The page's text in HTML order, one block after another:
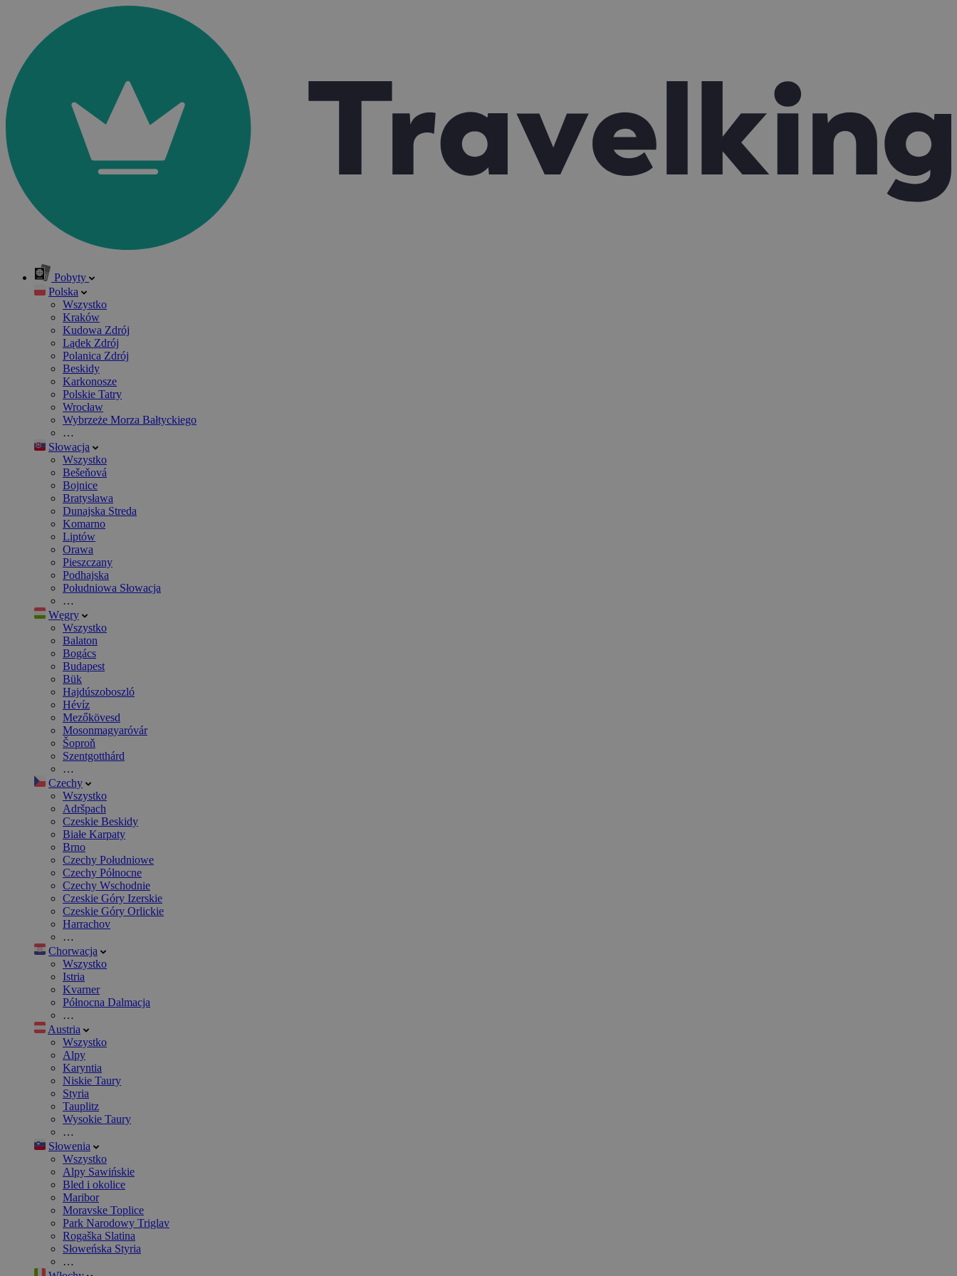
Pobyty
Polska
Wszystko
Kraków
Kudowa Zdrój
Lądek Zdrój
Polanica Zdrój
Beskidy
Karkonosze
Polskie Tatry
Wrocław
Wybrzeże Morza Bałtyckiego
…
Słowacja
Wszystko
Bešeňová
Bojnice
Bratysława
Dunajska Streda
Komarno
Liptów
Orawa
Pieszczany
Podhajska
Południowa Słowacja
…
Węgry
Wszystko
Balaton
Bogács
Budapest
Bük
Hajdúszoboszló
Hévíz
Mezőkövesd
Mosonmagyaróvár
Šoproň
Szentgotthárd
…
Czechy
Wszystko
Adršpach
Czeskie Beskidy
Białe Karpaty
Brno
Czechy Południowe
Czechy Północne
Czechy Wschodnie
Czeskie Góry Izerskie
Czeskie Góry Orlickie
Harrachov
…
Chorwacja
Wszystko
Istria
Kvarner
Północna Dalmacja
…
Austria
Wszystko
Alpy
Karyntia
Niskie Taury
Styria
Tauplitz
Wysokie Taury
…
Słowenia
Wszystko
Alpy Sawińskie
Bled i okolice
Maribor
Moravske Toplice
Park Narodowy Triglav
Rogaška Slatina
Słoweńska Styria
…